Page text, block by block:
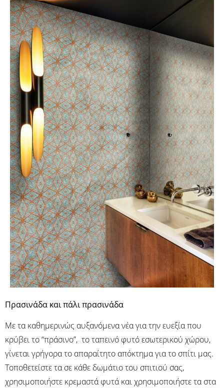
Πρασινάδα και πάλι πρασινάδα
Με τα καθημερινώς αυξανόμενα νέα για την ευεξία που
κρύβει το “πράσινο”, το ταπεινό φυτό εσωτερικού χώρου,
γίνεται γρήγορα το απαραίτητο απόκτημα για το σπίτι μας.
Τοποθετείστε τα σε κάθε δωμάτιο του σπιτιού σας,
χρησιμοποιήστε κρεμαστά φυτά και χρησιμοποιήστε τα στα